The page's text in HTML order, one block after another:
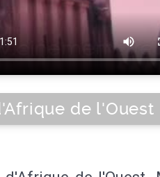
de l'Ouest